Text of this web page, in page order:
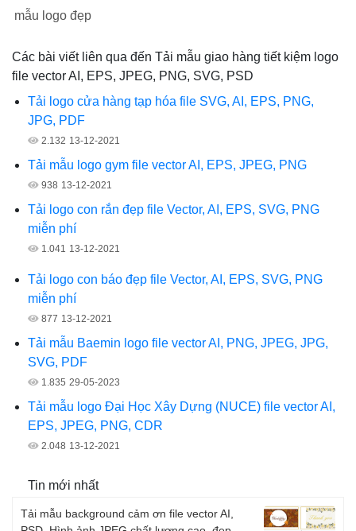
mẫu logo đẹp
Các bài viết liên qua đến Tải mẫu giao hàng tiết kiệm logo
file vector AI, EPS, JPEG, PNG, SVG, PSD
Tải logo cửa hàng tạp hóa file SVG, AI, EPS, PNG,
JPG, PDF
2.132 13-12-2021
Tải mẫu logo gym file vector AI, EPS, JPEG, PNG
938 13-12-2021
Tải logo con rắn đẹp file Vector, AI, EPS, SVG, PNG
miễn phí
1.041 13-12-2021
Tải logo con báo đẹp file Vector, AI, EPS, SVG, PNG
miễn phí
877 13-12-2021
Tải mẫu Baemin logo file vector AI, PNG, JPEG, JPG,
SVG, PDF
1.835 29-05-2023
Tải mẫu logo Đại Học Xây Dựng (NUCE) file vector AI,
EPS, JPEG, PNG, CDR
2.048 13-12-2021
Tin mới nhất
Tải mẫu background cảm ơn file vector AI,